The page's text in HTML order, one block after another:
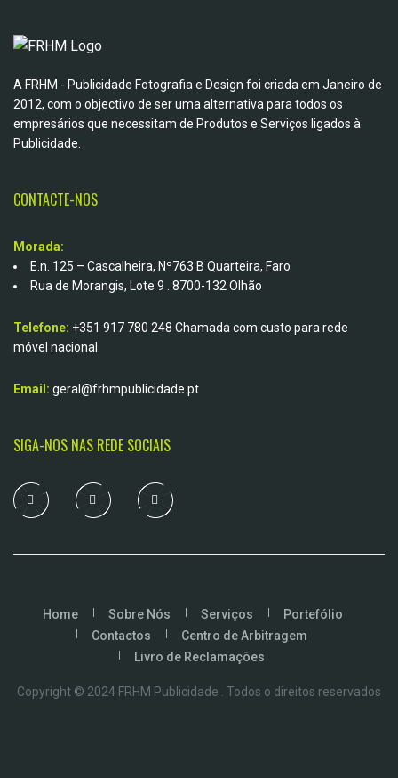
A FRHM - Publicidade Fotografia e Design foi criada em Janeiro de
2012, com o objectivo de ser uma alternativa para todos os
empresários que necessitam de Produtos e Serviços ligados à
Publicidade.
CONTACTE-NOS
Morada:
E.n. 125 – Cascalheira, Nº763 B Quarteira, Faro
Rua de Morangis, Lote 9 . 8700-132 Olhão
Telefone: +351 917 780 248 Chamada com custo para rede
móvel nacional
Email: geral@frhmpublicidade.pt
SIGA-NOS NAS REDE SOCIAIS
Home Sobre Nós Serviços
Portefólio
Contactos
Centro de Arbitragem
Livro de Reclamações
Copyright © 2024 FRHM Publicidade . Todos o direitos reservados